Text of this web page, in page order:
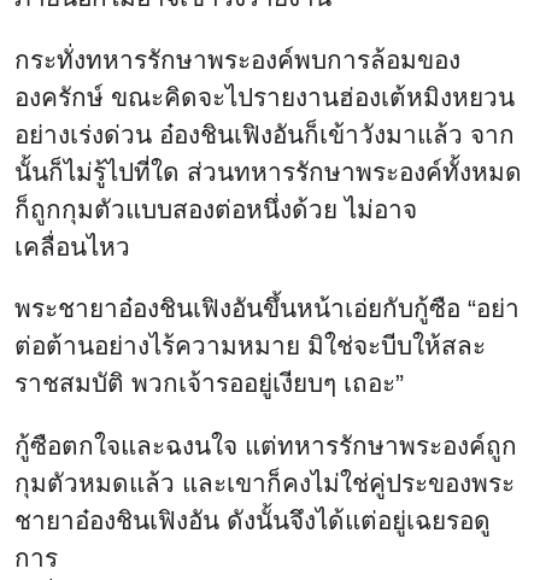
กระทั่งทหารรักษาพระองค์พบการล้อมของ
องครักษ์ ขณะคิดจะไปรายงานฮ่องเต้หมิงหยวน
อย่างเร่งด่วน อ๋องชินเฟิงอันก็เข้าวังมาแล้ว จาก
นั้นก็ไม่รู้ไปที่ใด ส่วนทหารรักษาพระองค์ทั้งหมด
ก็ถูกกุมตัวแบบสองต่อหนึ่งด้วย ไม่อาจ
เคลื่อนไหว
พระชายาอ๋องชินเฟิงอันขึ้นหน้าเอ่ยกับกู้ซือ “อย่า
ต่อต้านอย่างไร้ความหมาย มิใช่จะบีบให้สละ
ราชสมบัติ พวกเจ้ารออยู่เงียบๆ เถอะ”
กู้ซือตกใจและฉงนใจ แต่ทหารรักษาพระองค์ถูก
กุมตัวหมดแล้ว และเขาก็คงไม่ใช่คู่ประของพระ
ชายาอ๋องชินเฟิงอัน ดังนั้นจึงได้แต่อยู่เฉยรอดู
การ